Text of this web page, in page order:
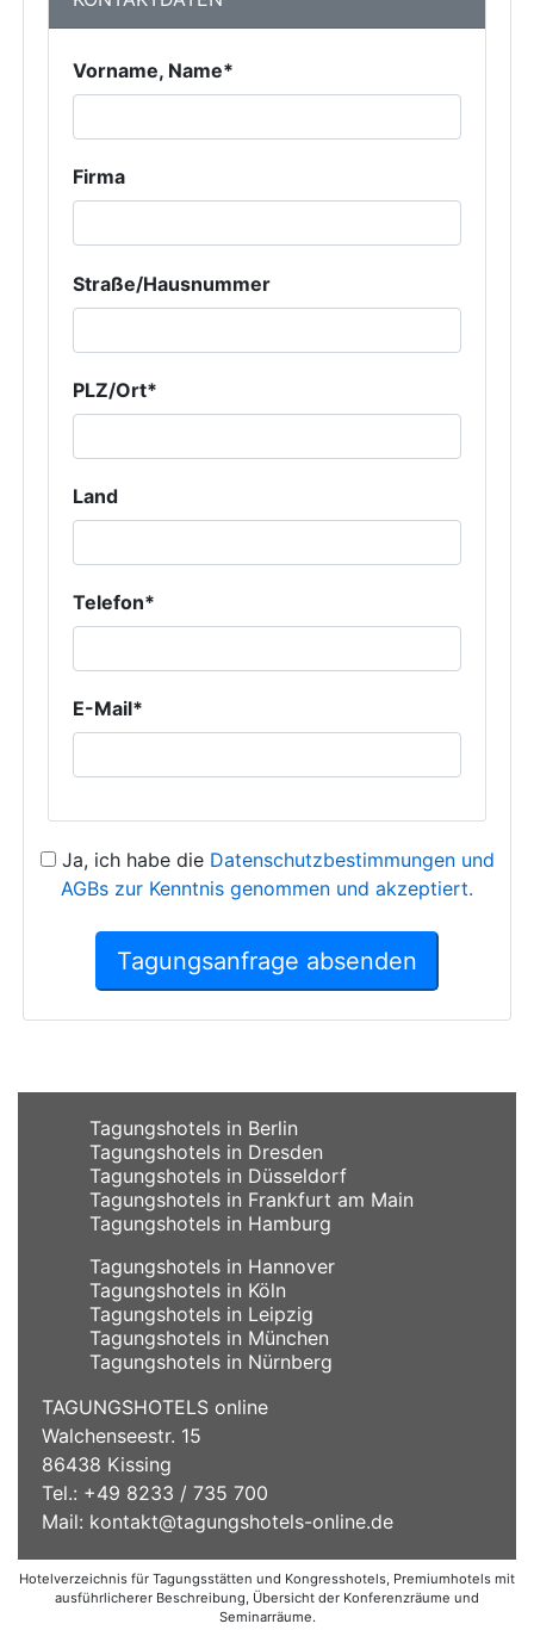
Vorname, Name*
Firma
Straße/Hausnummer
PLZ/Ort*
Land
Telefon*
E-Mail*
Ja, ich habe die Datenschutzbestimmungen und
AGBs zur Kenntnis genommen und akzeptiert.
Tagungsanfrage absenden
Tagungshotels in Berlin
Tagungshotels in Dresden
Tagungshotels in Düsseldorf
Tagungshotels in Frankfurt am Main
Tagungshotels in Hamburg
Tagungshotels in Hannover
Tagungshotels in Köln
Tagungshotels in Leipzig
Tagungshotels in München
Tagungshotels in Nürnberg
TAGUNGSHOTELS online
Walchenseestr. 15
86438 Kissing
Tel.: +49 8233 / 735 700
Mail: kontakt@tagungshotels-online.de
Hotelverzeichnis für Tagungsstätten und Kongresshotels, Premiumhotels mit
ausführlicherer Beschreibung, Übersicht der Konferenzräume und
Seminarräume.